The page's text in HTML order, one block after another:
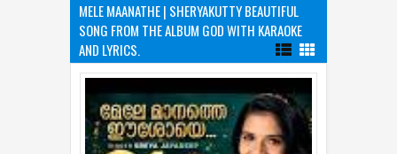
MELE MAANATHE | SHERYAKUTTY BEAUTIFUL
SONG FROM THE ALBUM GOD WITH KARAOKE
AND LYRICS.